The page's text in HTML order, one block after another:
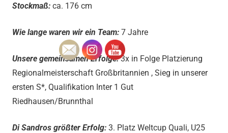
Stockmaß: ca. 176 cm
Wie lange waren wir ein Team: 7 Jahre
Unsere gemeinsamen Erfolge:3x in Folge Platzierung
Regionalmeisterschaft Großbritannien , Sieg in unserer
ersten S*, Qualifikation Inter 1 Gut
Riedhausen/Brunnthal
Di Sandros größter Erfolg: 3. Platz Weltcup Quali, U25